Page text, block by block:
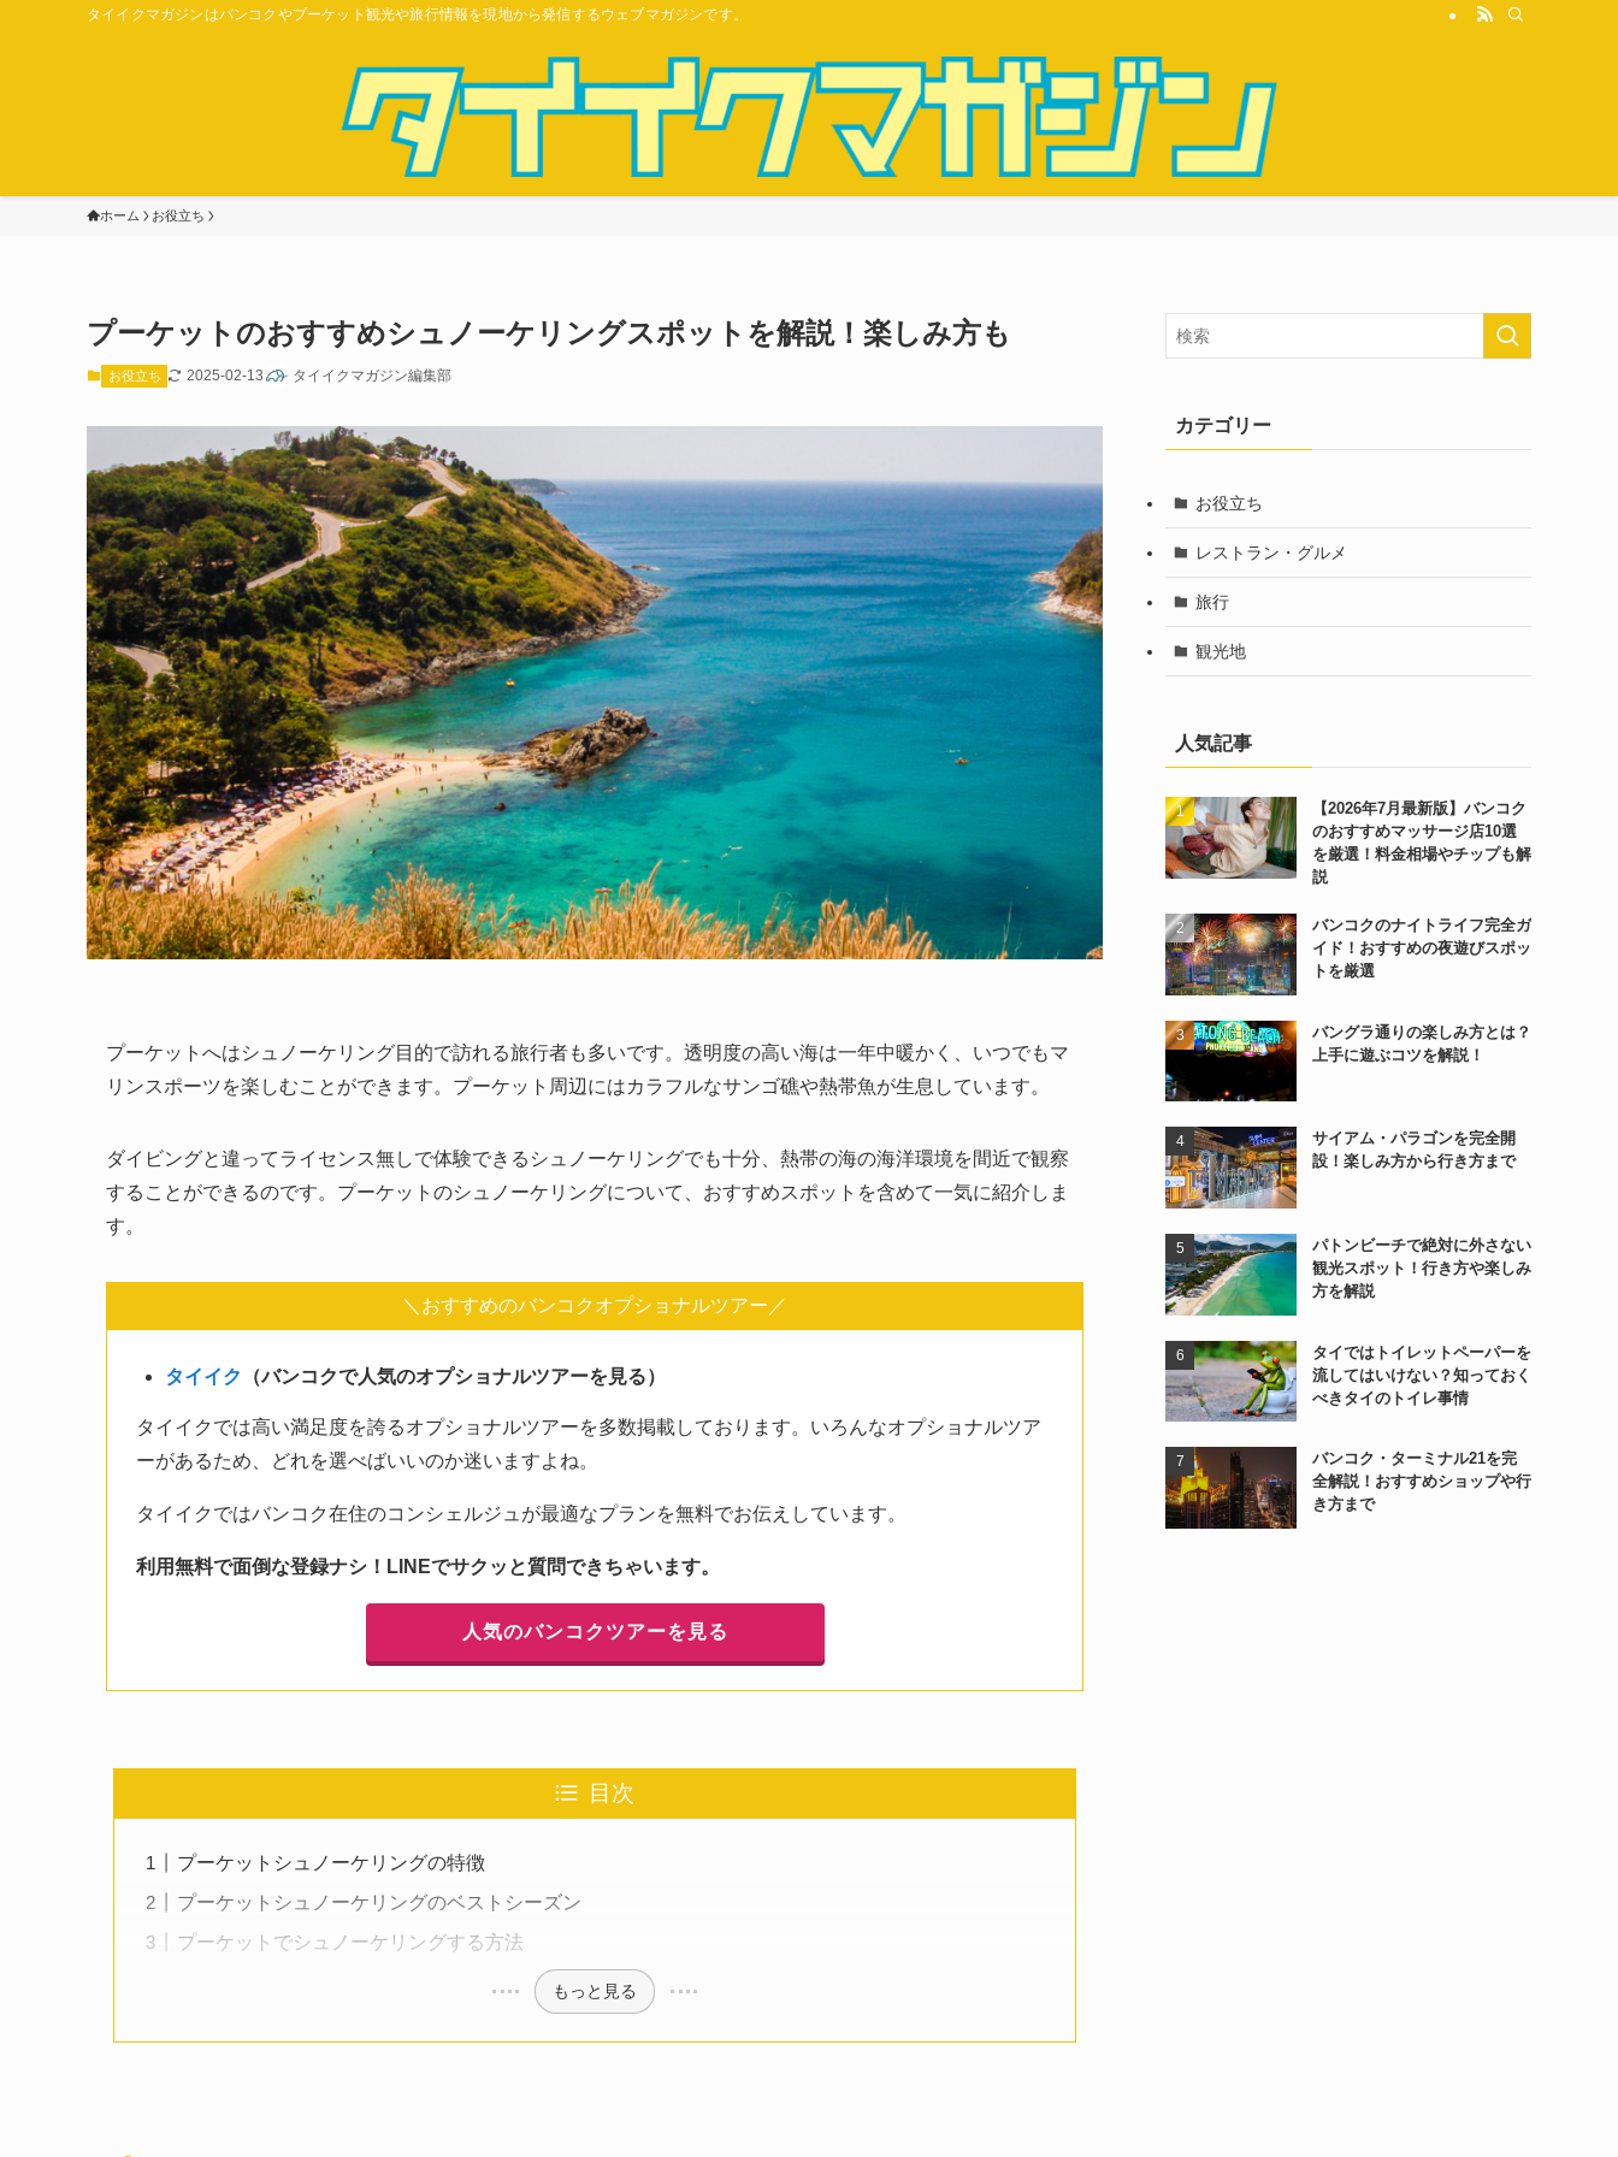
タイイクマガジンはバンコクやプーケット観光や旅行情報を現地から発信するウェブマガジンです。
ホーム お役立ち
プーケットのおすすめシュノーケリングスポットを解説！楽しみ方も
お役立ち 2025-02-13 タイイクマガジン編集部
プーケットへはシュノーケリング目的で訪れる旅行者も多いです。透明度の高い海は一年中暖かく、いつでもマ
リンスポーツを楽しむことができます。プーケット周辺にはカラフルなサンゴ礁や熱帯魚が生息しています。
ダイビングと違ってライセンス無しで体験できるシュノーケリングでも十分、熱帯の海の海洋環境を間近で観察
することができるのです。プーケットのシュノーケリングについて、おすすめスポットを含めて一気に紹介しま
す。
＼おすすめのバンコクオプショナルツアー／
タイイク （バンコクで人気のオプショナルツアーを見る）
タイイクでは高い満足度を誇るオプショナルツアーを多数掲載しております。いろんなオプショナルツア
ーがあるため、どれを選べばいいのか迷いますよね。
タイイクではバンコク在住のコンシェルジュが最適なプランを無料でお伝えしています。
利用無料で面倒な登録ナシ！LINEでサクッと質問できちゃいます。
人気のバンコクツアーを見る
目次
プーケットシュノーケリングの特徴
プーケットシュノーケリングのベストシーズン
プーケットでシュノーケリングする方法
もっと見る
カテゴリー
お役立ち
レストラン・グルメ
旅行
観光地
人気記事
【2026年7月最新版】バンコク
のおすすめマッサージ店10選
を厳選！料金相場やチップも解
説
バンコクのナイトライフ完全ガ
イド！おすすめの夜遊びスポッ
トを厳選
バングラ通りの楽しみ方とは？
上手に遊ぶコツを解説！
サイアム・パラゴンを完全開
設！楽しみ方から行き方まで
パトンビーチで絶対に外さない
観光スポット！行き方や楽しみ
方を解説
タイではトイレットペーパーを
流してはいけない？知っておく
べきタイのトイレ事情
バンコク・ターミナル21を完
全解説！おすすめショップや行
き方まで